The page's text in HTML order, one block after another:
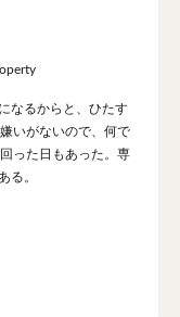
なるからと、ひたす
いがないので、何で
った日もあった。専
る。